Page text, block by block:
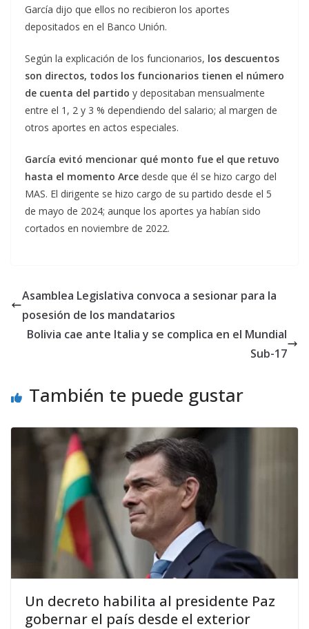
García dijo que ellos no recibieron los aportes
depositados en el Banco Unión.
Según la explicación de los funcionarios, los descuentos
son directos, todos los funcionarios tienen el número
de cuenta del partido y depositaban mensualmente
entre el 1, 2 y 3 % dependiendo del salario; al margen de
otros aportes en actos especiales.
García evitó mencionar qué monto fue el que retuvo
hasta el momento Arce desde que él se hizo cargo del
MAS. El dirigente se hizo cargo de su partido desde el 5
de mayo de 2024; aunque los aportes ya habían sido
cortados en noviembre de 2022.
Asamblea Legislativa convoca a sesionar para la
posesión de los mandatarios
Bolivia cae ante Italia y se complica en el Mundial
Sub-17
También te puede gustar
Un decreto habilita al presidente Paz
gobernar el país desde el exterior